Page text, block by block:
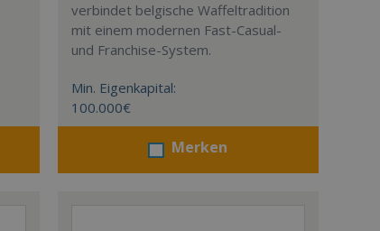
verbindet belgische Waffeltradition
mit einem modernen Fast-Casual-
und Franchise-System.
Min. Eigenkapital:
100.000€
Merken